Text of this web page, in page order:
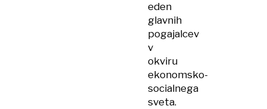
eden
glavnih
pogajalcev
v
okviru
ekonomsko-
socialnega
sveta.